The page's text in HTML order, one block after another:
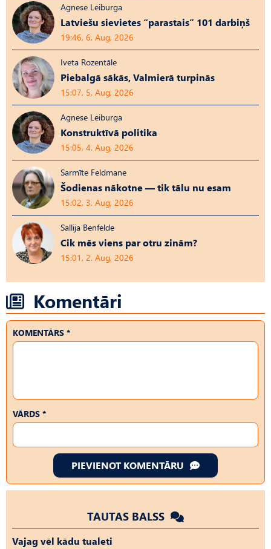
Agnese Leiburga
Latviešu sievietes “parastais” 101 darbiņš
19:46, 6. Aug, 2026
Iveta Rozentāle
Piebalgā sākās, Valmierā turpinās
15:07, 5. Aug, 2026
Agnese Leiburga
Konstruktīvā politika
15:05, 4. Aug, 2026
Sarmīte Feldmane
Šodienas nākotne — tik tālu nu esam
15:02, 3. Aug, 2026
Sallija Benfelde
Cik mēs viens par otru zinām?
15:01, 2. Aug, 2026
Komentāri
KOMENTĀRS *
VĀRDS *
PIEVIENOT KOMENTĀRU
TAUTAS BALSS
Vajag vēl kādu tualeti